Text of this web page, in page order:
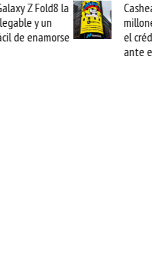
levanta 100
de dólares y valida
del venezolano